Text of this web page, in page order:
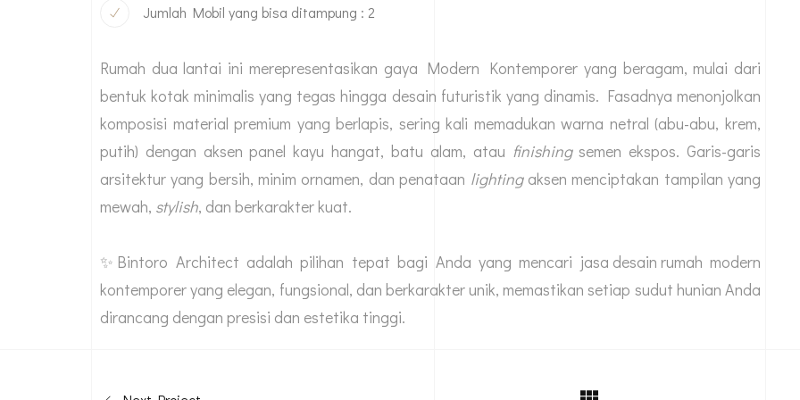
Jumlah Mobil yang bisa ditampung : 2
Rumah dua lantai ini merepresentasikan gaya Modern Kontemporer yang beragam, mulai dari
bentuk kotak minimalis yang tegas hingga desain futuristik yang dinamis. Fasadnya menonjolkan
komposisi material premium yang berlapis, sering kali memadukan warna netral (abu-abu, krem,
putih) dengan aksen panel kayu hangat, batu alam, atau finishingsemen ekspos. Garis-garis
arsitektur yang bersih, minim ornamen, dan penataan lightingaksen menciptakan tampilan yang
mewah, stylish, dan berkarakter kuat.
✨Bintoro Architect adalah pilihan tepat bagi Anda yang mencari jasa desain rumah modern
kontemporer yang elegan, fungsional, dan berkarakter unik, memastikan setiap sudut hunian Anda
dirancang dengan presisi dan estetika tinggi.